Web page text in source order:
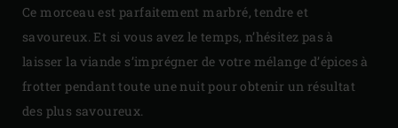
Ce morceau est parfaitement marbré, tendre et
savoureux. Et si vous avez le temps, n’hésitez pas à
laisser la viande s’imprégner de votre mélange d’épices à
frotter pendant toute une nuit pour obtenir un résultat
des plus savoureux.